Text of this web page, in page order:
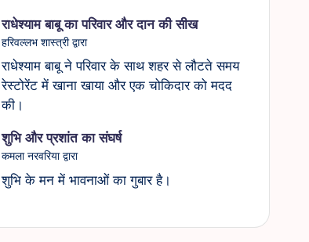
राधेश्याम बाबू का परिवार और दान की सीख
हरिवल्लभ शास्त्री द्वारा
राधेश्याम बाबू ने परिवार के साथ शहर से लौटते समय
रेस्टोरेंट में खाना खाया और एक चोकिदार को मदद
की।
शुभि और प्रशांत का संघर्ष
कमला नरवरिया द्वारा
शुभि के मन में भावनाओं का गुबार है।